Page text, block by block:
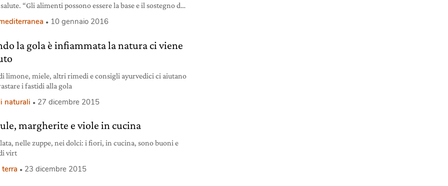
“Gli alimenti possono essere la base e il sostegno di
immediatamente dal nostro organismo“. Inizia così il
Agosta e
10 gennaio 2016
la gola è infiammata la natura ci viene
limone, miele, altri rimedi e consigli ayurvedici ci aiutano
i fastidi alla gola
naturali 27 dicembre 2015
margherite e viole in cucina
nelle zuppe, nei dolci: i fiori, in cucina, sono buoni e
virt
terra 23 dicembre 2015